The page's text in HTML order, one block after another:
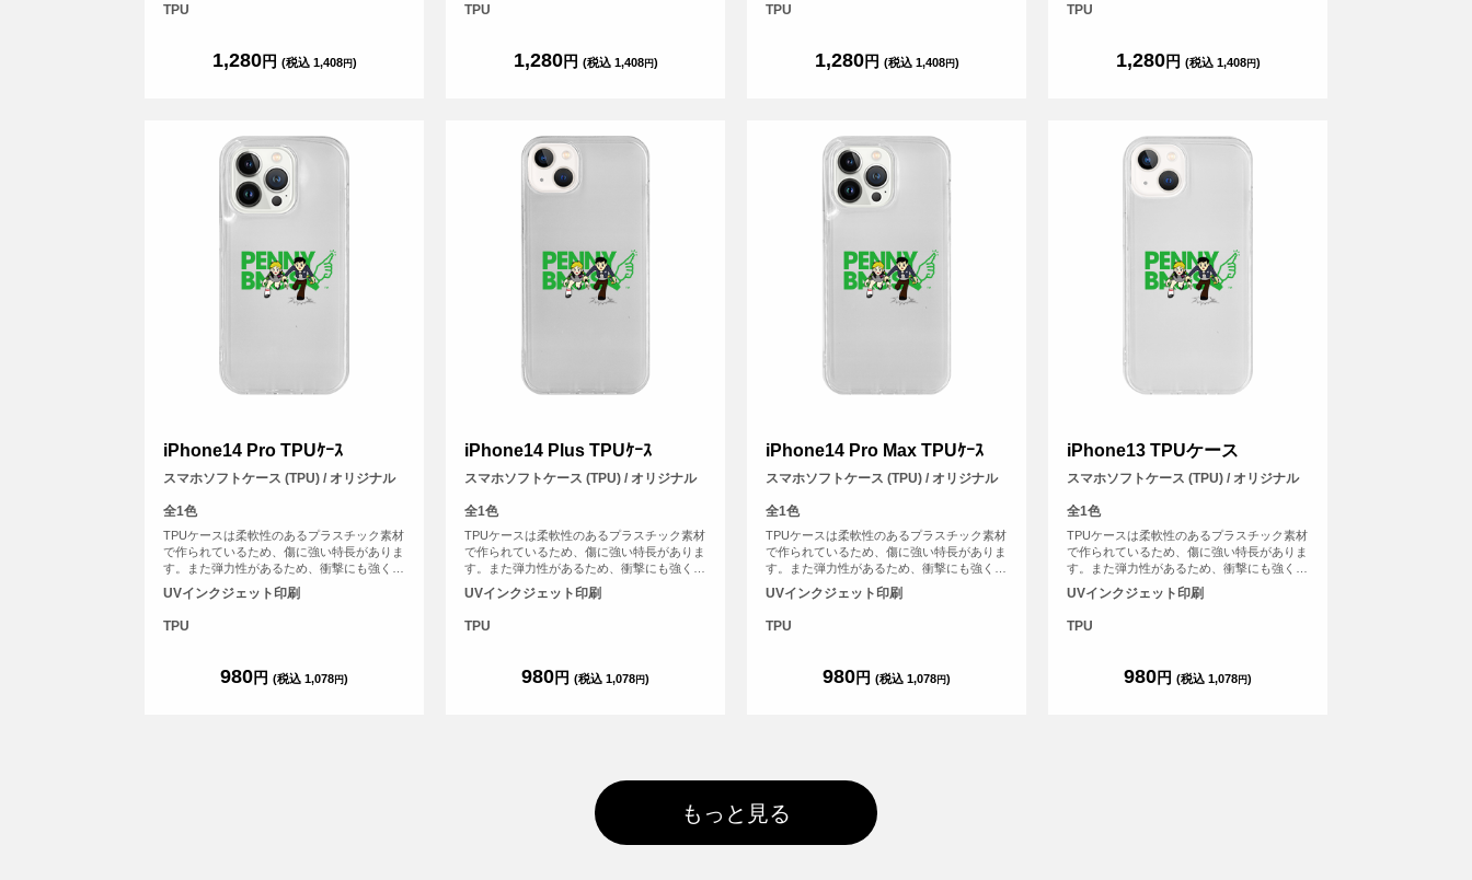
TPU
1,280円 (税込 1,408円)
TPU
1,280円 (税込 1,408円)
TPU
1,280円 (税込 1,408円)
TPU
1,280円 (税込 1,408円)
iPhone14 Pro TPUｹｰｽ
スマホソフトケース (TPU) / オリジナル
全1色
TPUケースは柔軟性のあるプラスチック素材
で作られているため、傷に強い特長がありま
す。また弾力性があるため、衝撃にも強く、
大切なスマホを保護することができます。
UVインクジェット印刷
TPU
980円 (税込 1,078 円)
iPhone14 Plus TPUｹｰｽ
スマホソフトケース (TPU) / オリジナル
全1色
TPUケースは柔軟性のあるプラスチック素材
で作られているため、傷に強い特長がありま
す。また弾力性があるため、衝撃にも強く、
大切なスマホを保護することができます。
UVインクジェット印刷
TPU
980円 (税込 1,078 円)
iPhone14 Pro Max TPUｹｰｽ
スマホソフトケース (TPU) / オリジナル
全1色
TPUケースは柔軟性のあるプラスチック素材
で作られているため、傷に強い特長がありま
す。また弾力性があるため、衝撃にも強く、
大切なスマホを保護することができます。
UVインクジェット印刷
TPU
980円 (税込 1,078 円)
iPhone13 TPUケース
スマホソフトケース (TPU) / オリジナル
全1色
TPUケースは柔軟性のあるプラスチック素材
で作られているため、傷に強い特長がありま
す。また弾力性があるため、衝撃にも強く、
大切なスマホを保護することができます。
UVインクジェット印刷
TPU
980円 (税込 1,078 円)
もっと見る